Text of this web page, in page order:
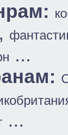
,
...
...